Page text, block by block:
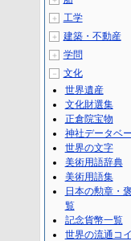
＋ 工学
＋ 建築・不動産
＋ 学問
－
文化
世界遺産
文化財選集
正倉院宝物
神社データベ
世界の文字
美術用語辞典
美術用語集
日本の勲章・
覧
記念貨幣一覧
世界の流通コ